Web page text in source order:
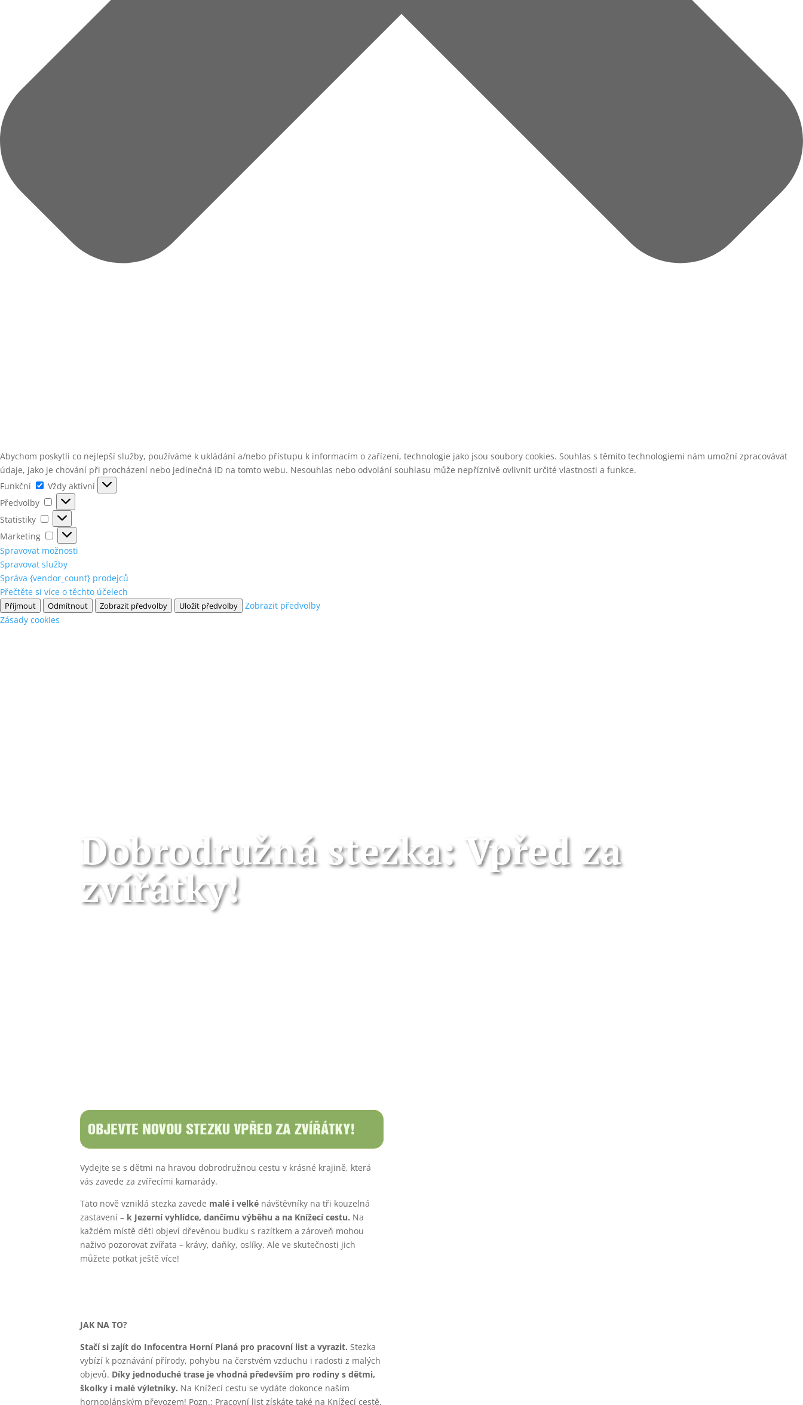
Abychom poskytli co nejlepší služby, používáme k ukládání a/nebo přístupu k informacím o zařízení, technologie jako jsou soubory cookies. Souhlas s těmito technologiemi nám umožní zpracovávat
údaje, jako je chování při procházení nebo jedinečná ID na tomto webu. Nesouhlas nebo odvolání souhlasu může nepříznivě ovlivnit určité vlastnosti a funkce.
Funkční
Funkční
Vždy aktivní
Předvolby
Předvolby
Statistiky
Statistiky
Marketing
Marketing
Spravovat možnosti
Spravovat služby
Správa {vendor_count} prodejců
Přečtěte si více o těchto účelech
Příjmout Odmítnout Zobrazit předvolby Uložit předvolby
Zobrazit předvolby
Zásady cookies
Dobrodružná stezka: Vpřed za
zvířátky!
Vydejte se s dětmi na hravou dobrodružnou cestu v krásné krajině, která
vás zavede za zvířecími kamarády.
Tato nově vzniklá stezka zavede malé i velké návštěvníky na tři kouzelná
zastavení – k Jezerní vyhlídce, dančímu výběhu a na Knížecí cestu. Na
každém místě děti objeví dřevěnou budku s razítkem a zároveň mohou
naživo pozorovat zvířata – krávy, daňky, oslíky. Ale ve skutečnosti jich
můžete potkat ještě více!
JAK NA TO?
Stačí si zajít do Infocentra Horní Planá pro pracovní list a vyrazit. Stezka
vybízí k poznávání přírody, pohybu na čerstvém vzduchu i radosti z malých
objevů. Díky jednoduché trase je vhodná především pro rodiny s dětmi,
školky i malé výletníky. Na Knížecí cestu se vydáte dokonce naším
hornoplánským převozem! Pozn.: Pracovní list získáte také na Knížecí cestě,